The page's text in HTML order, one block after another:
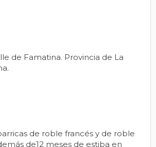
de Famatina. Provincia de La
de roble francés y de roble
de12 meses de estiba en